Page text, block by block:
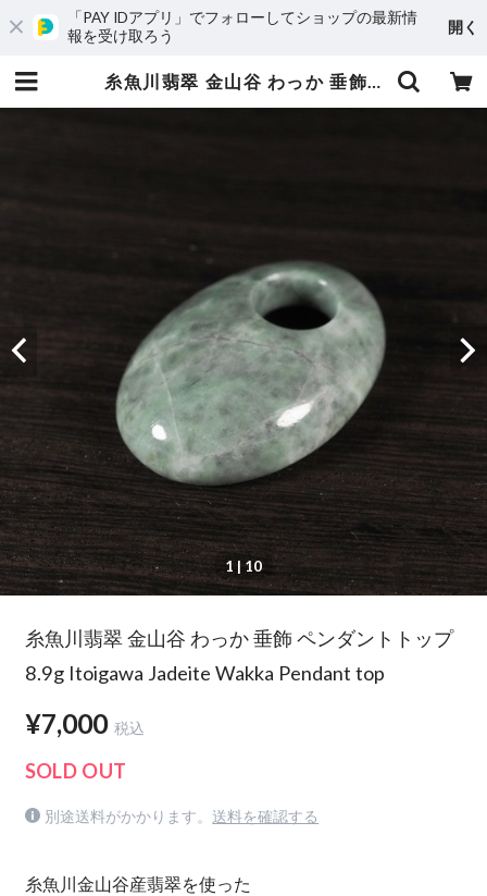
「PAY IDアプリ」でフォローしてショップの最新情
報を受け取ろう
開く
糸魚川翡翠 金山谷 わっか 垂飾 ペンダントトップ 8.9g Itoigawa Jadeite Wakka Pendant top | URUWA 工房 うるわ
1 | 10
糸魚川翡翠 金山谷 わっか 垂飾 ペンダントトップ
8.9g Itoigawa Jadeite Wakka Pendant top
¥7,000 税込
SOLD OUT
別途送料がかかります。 送料を確認する
糸魚川金山谷産翡翠を使った